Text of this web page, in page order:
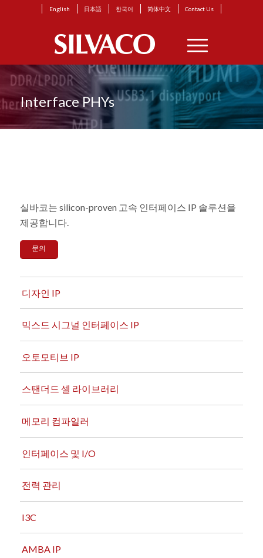
English 日本語 한국어 简体中文 Contact Us
Interface PHYs
실바코는 silicon-proven 고속 인터페이스 IP 솔루션을
제공합니다.
문의
디자인 IP
믹스드 시그널 인터페이스 IP
오토모티브 IP
스탠더드 셀 라이브러리
메모리 컴파일러
인터페이스 및 I/O
전력 관리
I3C
AMBA IP